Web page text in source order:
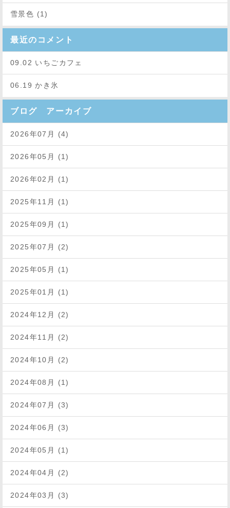
雪景色 (1)
最近のコメント
09.02 いちごカフェ
06.19 かき氷
ブログ アーカイブ
2026年07月 (4)
2026年05月 (1)
2026年02月 (1)
2025年11月 (1)
2025年09月 (1)
2025年07月 (2)
2025年05月 (1)
2025年01月 (1)
2024年12月 (2)
2024年11月 (2)
2024年10月 (2)
2024年08月 (1)
2024年07月 (3)
2024年06月 (3)
2024年05月 (1)
2024年04月 (2)
2024年03月 (3)